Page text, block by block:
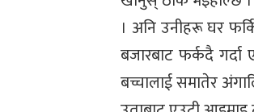
। अनि उनीहरू घर
बजारबाट फर्कदै
बच्चालाई समातेर